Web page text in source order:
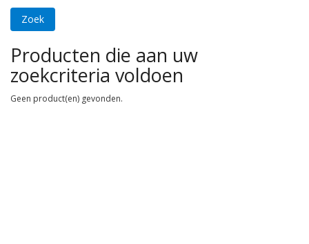
Producten die aan uw
zoekcriteria voldoen
Geen product(en) gevonden.